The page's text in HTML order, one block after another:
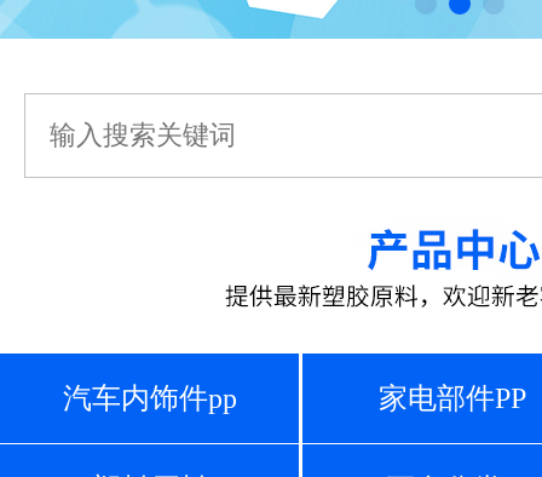
汽车内饰件pp 家电部件PP